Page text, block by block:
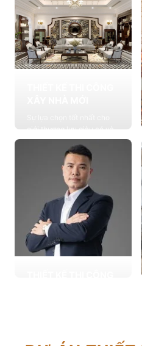
giới thượng lưu giàu có và
đẳng cấp, cung cấp các
giải pháp thiết kế chuyên
Xem chi tiết
lựa chọn từ các gia đình